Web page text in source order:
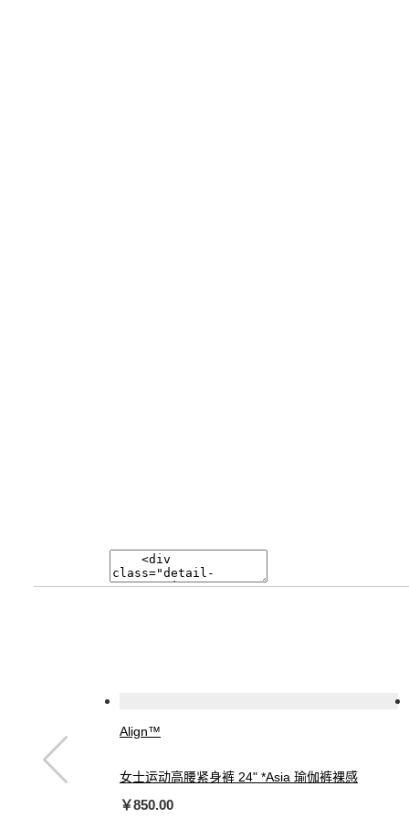
Align™
女士运动高腰紧身裤 24" *Asia 瑜伽裤裸感
￥850.00